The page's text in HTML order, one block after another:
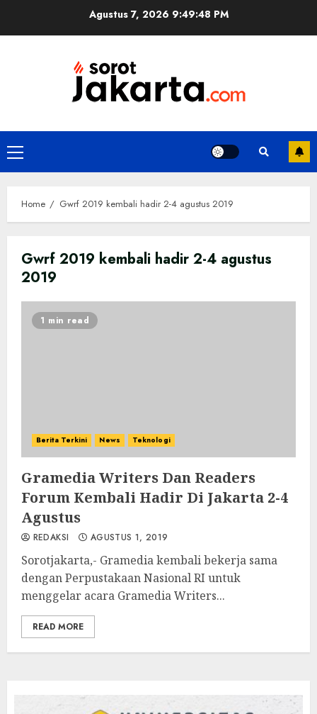
Agustus 7, 2026 9:49:48 PM
Primary
Menu
Home Gwrf 2019 kembali hadir 2-4 agustus 2019
Gwrf 2019 kembali hadir 2-4 agustus
2019
1 min read
Berita Terkini News Teknologi
Gramedia Writers Dan Readers
Forum Kembali Hadir Di Jakarta 2-4
Agustus
REDAKSI AGUSTUS 1, 2019
Sorotjakarta,- Gramedia kembali bekerja sama
dengan Perpustakaan Nasional RI untuk
menggelar acara Gramedia Writers...
READ MORE